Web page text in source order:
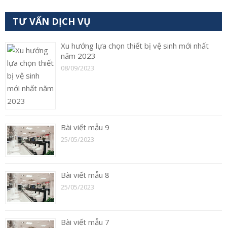
TƯ VẤN DỊCH VỤ
Xu hướng lựa chọn thiết bị vệ sinh mới nhất
năm 2023
08/09/2023
Bài viết mẫu 9
25/05/2023
Bài viết mẫu 8
25/05/2023
Bài viết mẫu 7